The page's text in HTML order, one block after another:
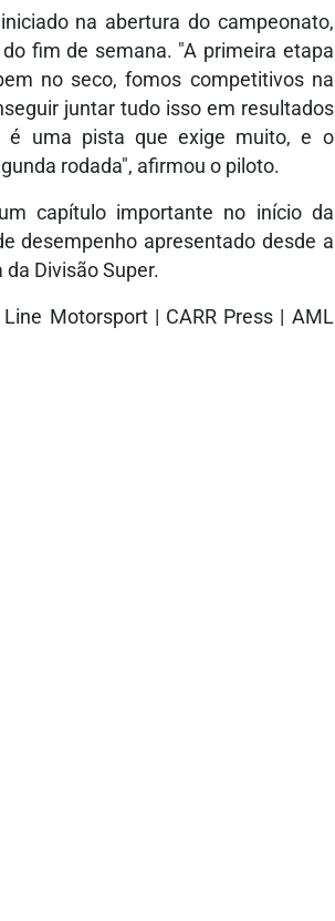
na abertura do campeonato,
fim de semana. "A primeira etapa
no seco, fomos competitivos na
juntar tudo isso em resultados
é uma pista que exige muito, e o
rodada", afirmou o piloto.
capítulo importante no início da
desempenho apresentado desde a
Divisão Super.
Motorsport | CARR Press | AML